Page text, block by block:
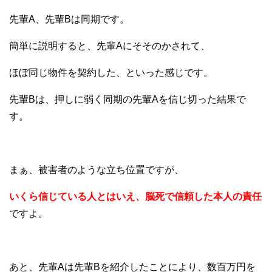
先輩A、先輩Bは同期です。
簡単に説明すると、先輩Aにそそのかされて、
ほぼ同じ物件を契約した、といった感じです。
先輩Bは、押しに弱く同期の先輩Aを信じ切った結果で
す。
まぁ、被害者のような立ち位置ですが、
いくら信じている人とはいえ、脳死で信頼した本人の責任
ですよ。
あと、先輩Aは先輩Bを紹介したことにより、数百万円を